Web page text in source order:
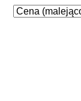
Zastosowano
Sortuj